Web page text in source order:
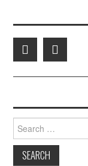
Search
for: